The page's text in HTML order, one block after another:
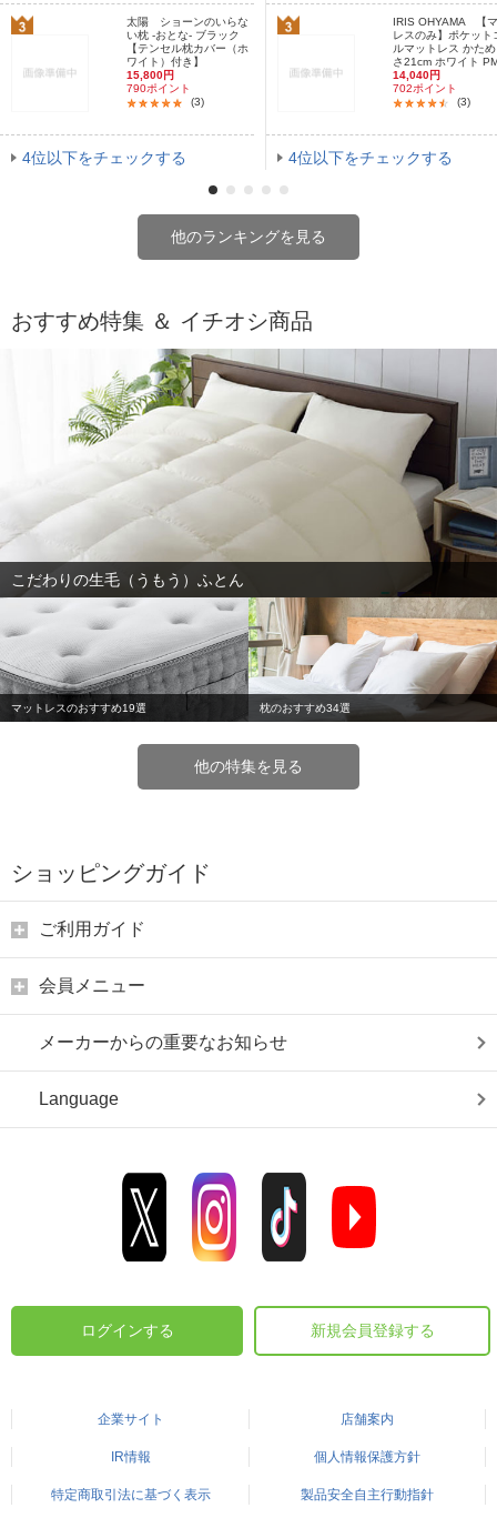
太陽 ショーンのいらな
い枕 -おとな- ブラック
【テンセル枕カバー（ホ
ワイト）付き】
15,800円
790ポイント
(3)
4位以下をチェックする
IRIS OHYAMA 【
レスのみ】ポケット
ルマットレス かた
さ21cm ホワイト
14,040円
702ポイント
(3)
4位以下をチェックする
他のランキングを見る
おすすめ特集 ＆ イチオシ商品
こだわりの生毛（うもう）ふとん
マットレスのおすすめ19選 枕のおすすめ34選
他の特集を見る
ショッピングガイド
ご利用ガイド
会員メニュー
メーカーからの重要なお知らせ
Language
ログインする 新規会員登録する
企業サイト 店舗案内
IR情報 個人情報保護方針
特定商取引法に基づく表示 製品安全自主行動指針